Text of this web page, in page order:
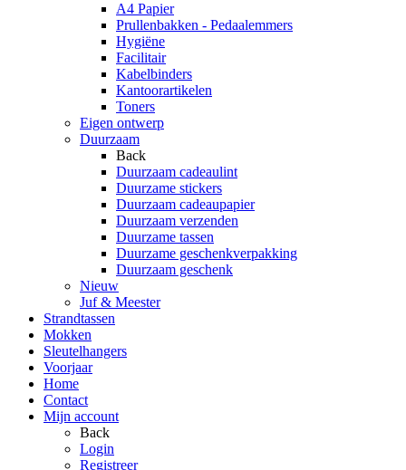
A4 Papier
Prullenbakken - Pedaalemmers
Hygiëne
Facilitair
Kabelbinders
Kantoorartikelen
Toners
Eigen ontwerp
Duurzaam
Back
Duurzaam cadeaulint
Duurzame stickers
Duurzaam cadeaupapier
Duurzaam verzenden
Duurzame tassen
Duurzame geschenkverpakking
Duurzaam geschenk
Nieuw
Juf & Meester
Strandtassen
Mokken
Sleutelhangers
Voorjaar
Home
Contact
Mijn account
Back
Login
Registreer